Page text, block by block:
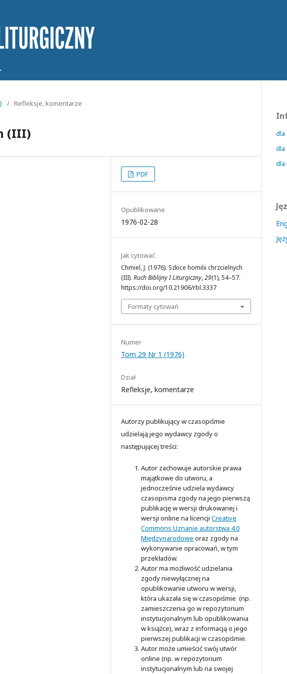
/ Refleksje, komentarze
(III)
PDF
Opublikowane
1976-02-28
Jak cytować
Chmiel, J. (1976). Szkice homilii chrzcielnych
(III). Ruch Biblijny I Liturgiczny,29(1), 54–57.
https://doi.org/10.21906/rbl.3337
Formaty cytowań
Numer
Tom 29 Nr 1 (1976)
Dział
Refleksje, komentarze
Autorzy publikujący w czasopiśmie
udzielają jego wydawcy zgody o
następującej treści:
Autor zachowuje autorskie prawa
majątkowe do utworu, a
jednocześnie udziela wydawcy
czasopisma zgody na jego pierwszą
publikację w wersji drukowanej i
wersji online na licencji Creative
Commons Uznanie autorstwa 4.0
Międzynarodowe oraz zgody na
wykonywanie opracowań, w tym
przekładów.
Autor ma możliwość udzielania
zgody niewyłącznej na
opublikowanie utworu w wersji,
która ukazała się w czasopiśmie (np.
zamieszczenia go w repozytorium
instytucjonalnym lub opublikowania
w książce), wraz z informacją o jego
pierwszej publikacji w czasopiśmie.
Autor może umieścić swój utwór
online (np. w repozytorium
instytucjonalnym lub na swojej
dla
dla
dla